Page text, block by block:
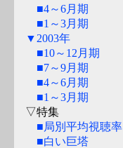
■4～6月期
■1～3月期
▼2003年
■10～12月期
■7～9月期
■4～6月期
■1～3月期
▽特集
■局別平均視聴率
■白い巨塔